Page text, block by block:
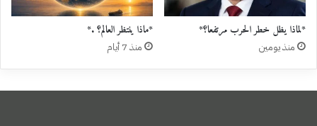
*لماذا يظل خطر الحرب مرتفعا؟*
منذ يومين
*ماذا ينتظر العالم؟ .*
منذ 7 أيام